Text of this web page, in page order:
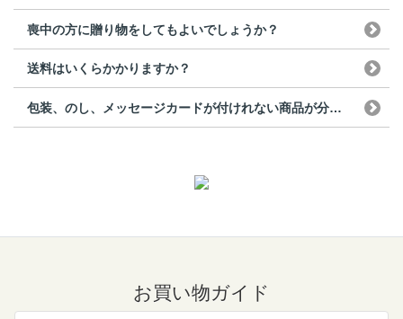
喪中の方に贈り物をしてもよいでしょうか？
送料はいくらかかりますか？
包装、のし、メッセージカードが付けれない商品が分かりません。
お買い物ガイド